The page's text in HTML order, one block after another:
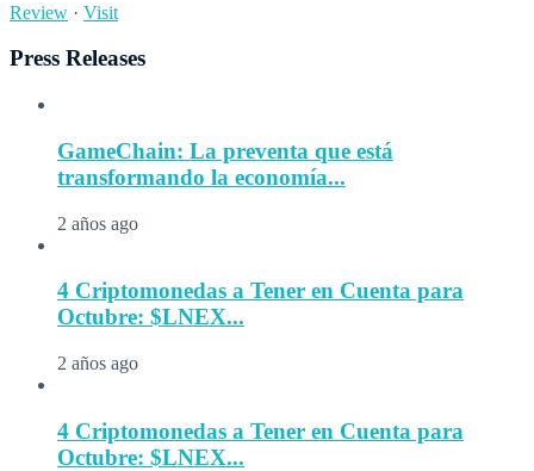
Review · Visit
Press Releases
GameChain: La preventa que está
transformando la economía...
2 años ago
4 Criptomonedas a Tener en Cuenta para
Octubre: $LNEX...
2 años ago
4 Criptomonedas a Tener en Cuenta para
Octubre: $LNEX...